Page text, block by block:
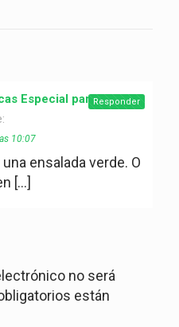
Especial para Dietas
10:07
ensalada verde. O
[…]
Responder
no será
están